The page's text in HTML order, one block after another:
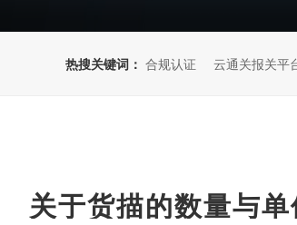
热搜关键词： 合规认证 云通关报关平
关于货描的数量与